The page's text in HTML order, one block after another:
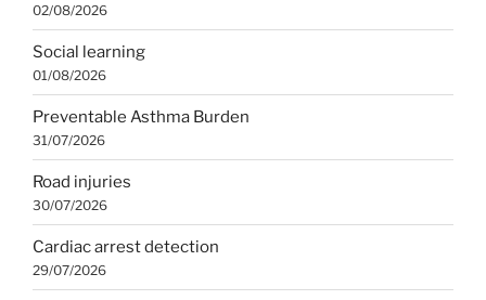
02/08/2026
Social learning
01/08/2026
Preventable Asthma Burden
31/07/2026
Road injuries
30/07/2026
Cardiac arrest detection
29/07/2026